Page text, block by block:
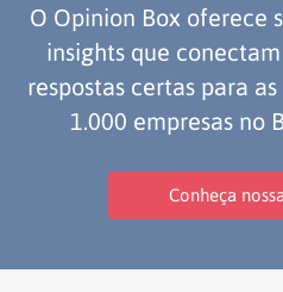
O Opinion Box oferece
insights que
respostas certas para
1.000 empresas no
Conheça